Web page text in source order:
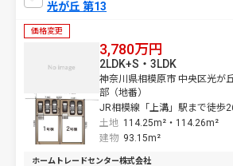
光が丘 第13
価格変更
3,780万円
神奈川県相模原市 中央区光が
部（地番）
JR相模線「上溝」駅まで徒歩
土地 114.25m²・ 114.26m²
2LDK+S・3LDK
建物 93.15m²
ホームトレードセンター株式会社